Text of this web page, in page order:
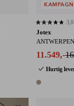
Jotex
11.549,-
Hurtig
1 farve
3,0 baseret på3,0